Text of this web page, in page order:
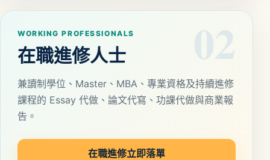
02
WORKING PROFESSIONALS
在職進修人士
兼讀制學位、Master、MBA、專業資格及持續進修
課程的 Essay 代做、論文代寫、功課代做與商業報
告。
在職進修立即落單